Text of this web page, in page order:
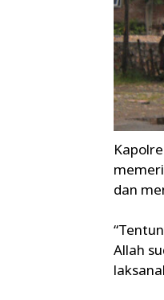
dan
Allah